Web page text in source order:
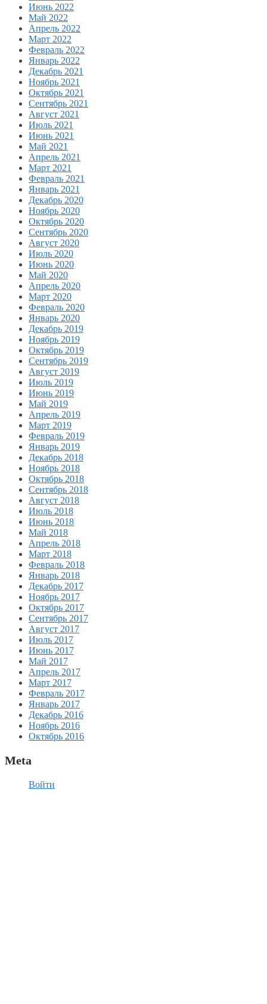
Июнь 2022
Май 2022
Апрель 2022
Март 2022
Февраль 2022
Январь 2022
Декабрь 2021
Ноябрь 2021
Октябрь 2021
Сентябрь 2021
Август 2021
Июль 2021
Июнь 2021
Май 2021
Апрель 2021
Март 2021
Февраль 2021
Январь 2021
Декабрь 2020
Ноябрь 2020
Октябрь 2020
Сентябрь 2020
Август 2020
Июль 2020
Июнь 2020
Май 2020
Апрель 2020
Март 2020
Февраль 2020
Январь 2020
Декабрь 2019
Ноябрь 2019
Октябрь 2019
Сентябрь 2019
Август 2019
Июль 2019
Июнь 2019
Май 2019
Апрель 2019
Март 2019
Февраль 2019
Январь 2019
Декабрь 2018
Ноябрь 2018
Октябрь 2018
Сентябрь 2018
Август 2018
Июль 2018
Июнь 2018
Май 2018
Апрель 2018
Март 2018
Февраль 2018
Январь 2018
Декабрь 2017
Ноябрь 2017
Октябрь 2017
Сентябрь 2017
Август 2017
Июль 2017
Июнь 2017
Май 2017
Апрель 2017
Март 2017
Февраль 2017
Январь 2017
Декабрь 2016
Ноябрь 2016
Октябрь 2016
Meta
Войти